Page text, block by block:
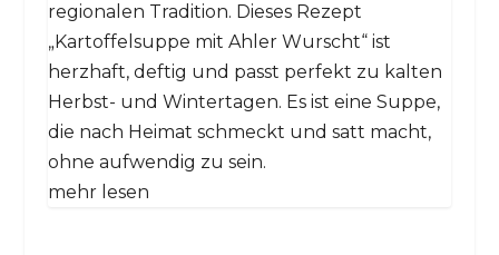
regionalen Tradition. Dieses Rezept
„Kartoffelsuppe mit Ahler Wurscht“ ist
herzhaft, deftig und passt perfekt zu kalten
Herbst- und Wintertagen. Es ist eine Suppe,
die nach Heimat schmeckt und satt macht,
ohne aufwendig zu sein.
mehr lesen